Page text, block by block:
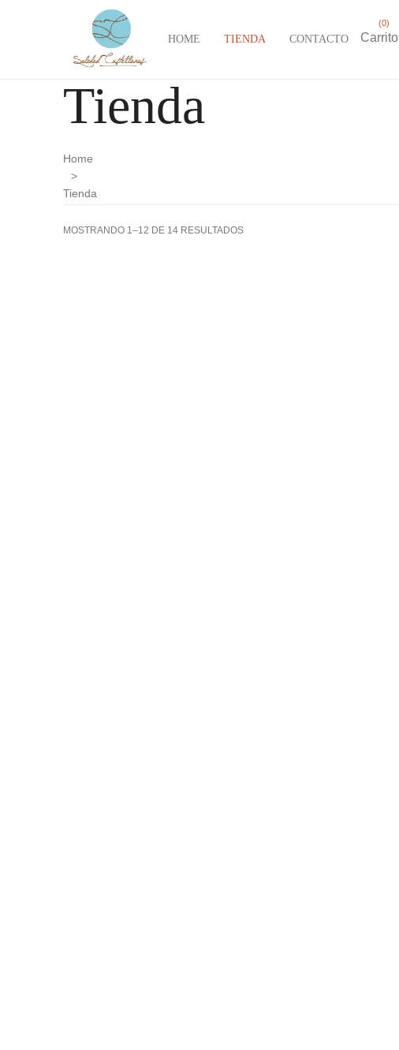
HOME TIENDA CONTACTO Carrito
(0)
Tienda
Home
>
Tienda
MOSTRANDO 1–12 DE 14 RESULTADOS